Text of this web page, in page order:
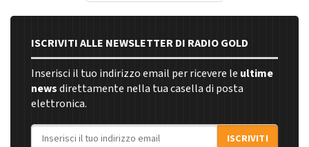
ISCRIVITI ALLE NEWSLETTER DI RADIO GOLD
Inserisci il tuo indirizzo email per ricevere le ultime
newsdirettamente nella tua casella di posta
elettronica.
Indirizzo email
ISCRIVITI